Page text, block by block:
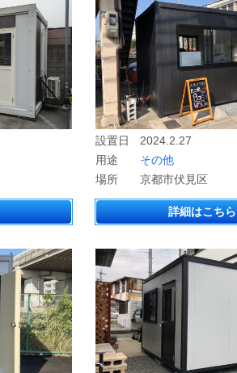
設置日
2024.2.27
用途
その他
場所
京都市伏見区
詳細はこちら